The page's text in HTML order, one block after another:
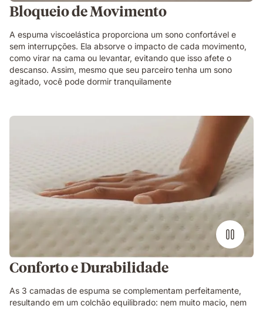
Bloqueio de Movimento
A espuma viscoelástica proporciona um sono confortável e
sem interrupções. Ela absorve o impacto de cada movimento,
como virar na cama ou levantar, evitando que isso afete o
descanso. Assim, mesmo que seu parceiro tenha um sono
agitado, você pode dormir tranquilamente
Conforto e Durabilidade
As 3 camadas de espuma se complementam perfeitamente,
resultando em um colchão equilibrado: nem muito macio, nem